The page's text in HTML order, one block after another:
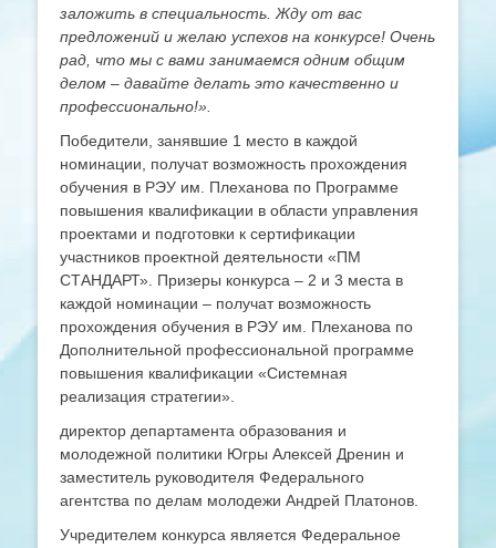
заложить в специальность. Жду от вас
предложений и желаю успехов на конкурсе! Очень
рад, что мы с вами занимаемся одним общим
делом – давайте делать это качественно и
профессионально!».
Победители, занявшие 1 место в каждой
номинации, получат возможность прохождения
обучения в РЭУ им. Плеханова по Программе
повышения квалификации в области управления
проектами и подготовки к сертификации
участников проектной деятельности «ПМ
СТАНДАРТ». Призеры конкурса – 2 и 3 места в
каждой номинации – получат возможность
прохождения обучения в РЭУ им. Плеханова по
Дополнительной профессиональной программе
повышения квалификации «Системная
реализация стратегии».
директор департамента образования и
молодежной политики Югры Алексей Дренин и
заместитель руководителя Федерального
агентства по делам молодежи Андрей Платонов.
Учредителем конкурса является Федеральное